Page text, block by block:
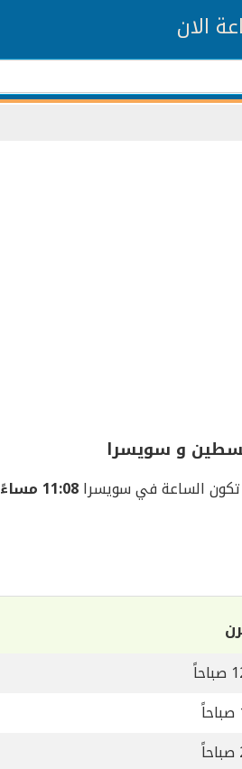
الان
و سويسرا
11:08 مساءً